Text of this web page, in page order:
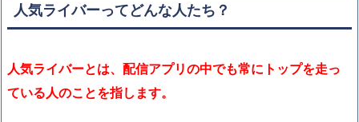
人気ライバーってどんな人たち？
人気ライバーとは、配信アプリの中でも常にトップを走っ
ている人のことを指します。